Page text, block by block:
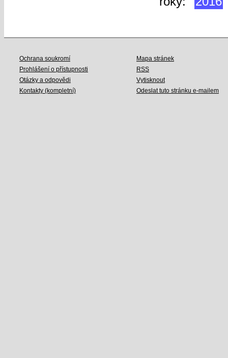
Ochrana soukromí
Prohlášení o přístupnosti
Otázky a odpovědi
Kontakty (kompletní)
Mapa stránek
RSS
Vytisknout
Odeslat tuto stránku e-mailem